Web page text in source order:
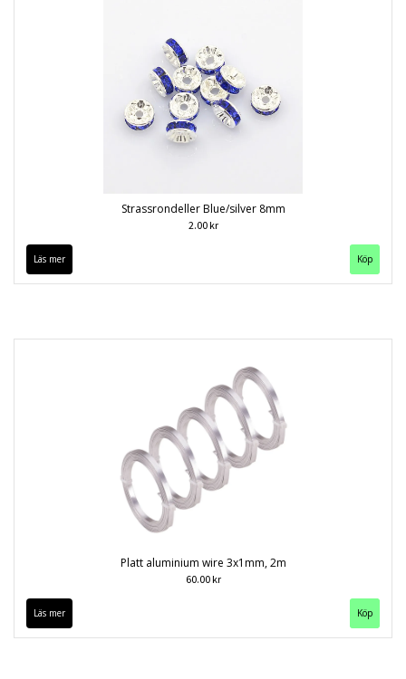
Strassrondeller Blue/silver 8mm
2.00 kr
Läs mer Köp
Platt aluminium wire 3x1mm, 2m
60.00 kr
Läs mer